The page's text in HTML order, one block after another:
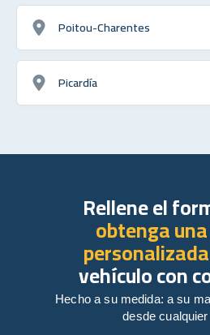
Poitou-Charentes
Picardía
Rellene el
obtenga
personalizada
vehículo con
Hecho a su medida: a su
desde cualquier